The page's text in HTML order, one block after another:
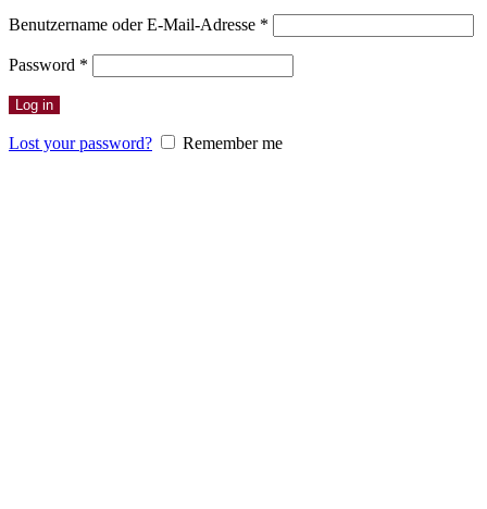
Benutzername oder E-Mail-Adresse *
Password *
Log in
Lost your password? Remember me